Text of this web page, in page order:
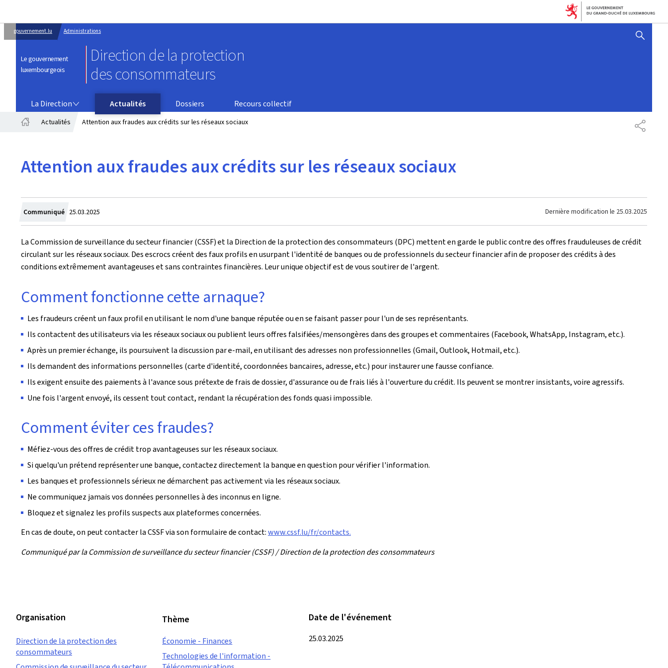
gouvernement.lu Administrations
Le gouvernement
luxembourgeois
Direction de la protection
des consommateurs
AFFICHER / MASQUER
La Direction Actualités Dossiers
Recours collectif
Actualités Attention aux fraudes aux crédits sur les réseaux sociaux
Attention aux fraudes aux crédits sur les réseaux sociaux
Communiqué Crée
le
25.03.2025 Dernière modification le 25.03.2025
La Commission de surveillance du secteur financier (CSSF) et la Direction de la protection des consommateurs (DPC) mettent en garde le public contre des offres frauduleuses de crédit
circulant sur les réseaux sociaux. Des escrocs créent des faux profils en usurpant l'identité de banques ou de professionnels du secteur financier afin de proposer des crédits à des
conditions extrêmement avantageuses et sans contraintes financières. Leur unique objectif est de vous soutirer de l'argent.
Comment fonctionne cette arnaque?
Les fraudeurs créent un faux profil en utilisant le nom d'une banque réputée ou en se faisant passer pour l'un de ses représentants.
Ils contactent des utilisateurs via les réseaux sociaux ou publient leurs offres falsifiées/mensongères dans des groupes et commentaires (Facebook, WhatsApp, Instagram, etc.).
Après un premier échange, ils poursuivent la discussion par e-mail, en utilisant des adresses non professionnelles (Gmail, Outlook, Hotmail, etc.).
Ils demandent des informations personnelles (carte d'identité, coordonnées bancaires, adresse, etc.) pour instaurer une fausse confiance.
Ils exigent ensuite des paiements à l'avance sous prétexte de frais de dossier, d'assurance ou de frais liés à l'ouverture du crédit. Ils peuvent se montrer insistants, voire agressifs.
Une fois l'argent envoyé, ils cessent tout contact, rendant la récupération des fonds quasi impossible.
Comment éviter ces fraudes?
Méfiez-vous des offres de crédit trop avantageuses sur les réseaux sociaux.
Si quelqu'un prétend représenter une banque, contactez directement la banque en question pour vérifier l'information.
Les banques et professionnels sérieux ne démarchent pas activement via les réseaux sociaux.
Ne communiquez jamais vos données personnelles à des inconnus en ligne.
Bloquez et signalez les profils suspects aux plateformes concernées.
En cas de doute, on peut contacter la CSSF via son formulaire de contact:www.cssf.lu/fr/contacts.
Communiqué par la Commission de surveillance du secteur financier (CSSF) / Direction de la protection des consommateurs
Organisation
Direction de la protection des
consommateurs
Thème
Économie - Finances
Technologies de l'information -
Date de l'événement
25.03.2025